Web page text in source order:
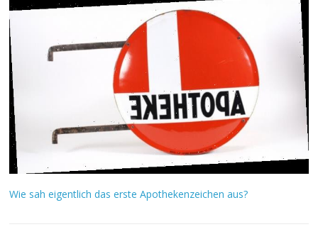
Wie sah eigentlich das erste Apothekenzeichen aus?